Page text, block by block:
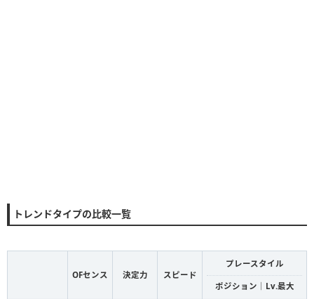
トレンドタイプの比較一覧
OFセンス 決定力 スピード
プレースタイル
ポジション｜Lv.最大